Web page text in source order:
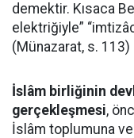
demektir. Kısaca
elektriğiyle”
(Münazarat, s.
İslâm birliğinin
gerçekleşmesi,
İslâm toplumuna